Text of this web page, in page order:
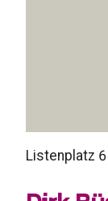
Listenplatz 6